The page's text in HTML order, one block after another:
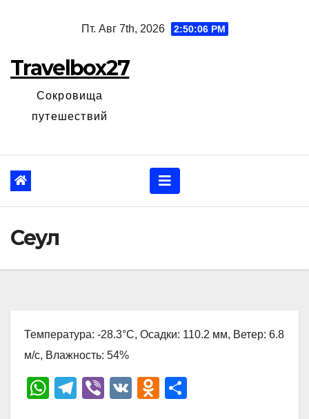
Пт. Авг 7th, 2026 2:50:07 PM
Travelbox27
Сокровища
путешествий
Сеул
Температура: -28.3°C, Осадки: 110.2 мм, Ветер: 6.8
м/с, Влажность: 54%
W
T
Vi
V
O